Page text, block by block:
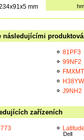
mm
následujícími
81PF3
99NF2
FMXMT
H38YW
J9NH2
zařízeních
Dell